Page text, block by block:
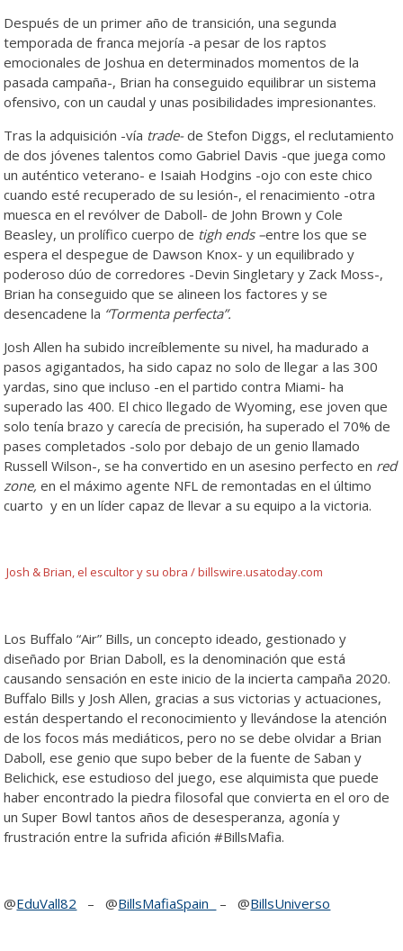
Después de un primer año de transición, una segunda
temporada de franca mejoría -a pesar de los raptos
emocionales de Joshua en determinados momentos de la
pasada campaña-, Brian ha conseguido equilibrar un sistema
ofensivo, con un caudal y unas posibilidades impresionantes.
Tras la adquisición -vía trade-de Stefon Diggs, el reclutamiento
de dos jóvenes talentos como Gabriel Davis -que juega como
un auténtico veterano- e Isaiah Hodgins -ojo con este chico
cuando esté recuperado de su lesión-, el renacimiento -otra
muesca en el revólver de Daboll- de John Brown y Cole
Beasley, un prolífico cuerpo de tigh ends –entre los que se
espera el despegue de Dawson Knox- y un equilibrado y
poderoso dúo de corredores -Devin Singletary y Zack Moss-,
Brian ha conseguido que se alineen los factores y se
desencadene la “Tormenta perfecta”.
Josh Allen ha subido increíblemente su nivel, ha madurado a
pasos agigantados, ha sido capaz no solo de llegar a las 300
yardas, sino que incluso -en el partido contra Miami- ha
superado las 400. El chico llegado de Wyoming, ese joven que
solo tenía brazo y carecía de precisión, ha superado el 70% de
pases completados -solo por debajo de un genio llamado
Russell Wilson-, se ha convertido en un asesino perfecto en red
zone,en el máximo agente NFL de remontadas en el último
cuarto y en un líder capaz de llevar a su equipo a la victoria.
Josh & Brian, el escultor y su obra / billswire.usatoday.com
Los Buffalo “Air” Bills, un concepto ideado, gestionado y
diseñado por Brian Daboll, es la denominación que está
causando sensación en este inicio de la incierta campaña 2020.
Buffalo Bills y Josh Allen, gracias a sus victorias y actuaciones,
están despertando el reconocimiento y llevándose la atención
de los focos más mediáticos, pero no se debe olvidar a Brian
Daboll, ese genio que supo beber de la fuente de Saban y
Belichick, ese estudioso del juego, ese alquimista que puede
haber encontrado la piedra filosofal que convierta en el oro de
un Super Bowl tantos años de desesperanza, agonía y
frustración entre la sufrida afición #BillsMafia.
@EduVall82 – @BillsMafiaSpain – @BillsUniverso